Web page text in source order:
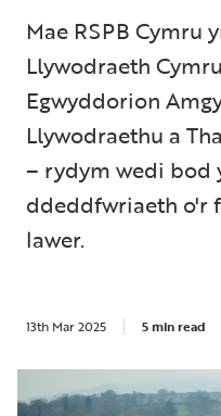
Mae RSPB Cymru
Llywodraeth
Egwyddorion
Llywodraethu a
– rydym wedi bod
ddeddfwriaeth o'r
lawer.
13th Mar 2025 5 min read